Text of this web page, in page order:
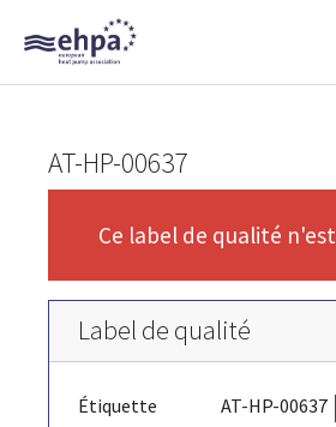
Skip to main navigation
Skip to main content
Skip to page footer
AT-HP-00637
Ce label de qualité
Label de qualité
Étiquette AT-HP-00637